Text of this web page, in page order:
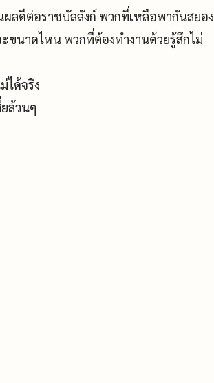
ลดีต่อราชบัลลังก์ พวกที่เหลือพากันสยอง
ขนาดไหน พวกที่ต้องทำงานด้วยรู้สึกไม่
ได้จริง
ล้วนๆ